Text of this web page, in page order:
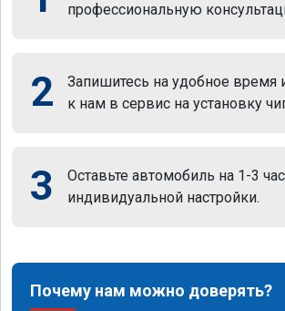
профессиональную
2
Запишитесь на удобное время
к нам в сервис на установку
3
Оставьте автомобиль на 1-3
индивидуальной настройки.
Почему нам можно доверять?